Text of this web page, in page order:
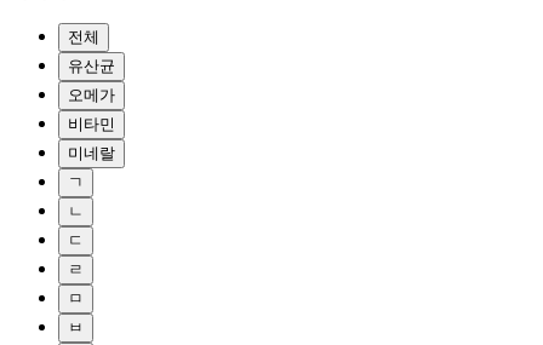
전체
유산균
오메가
비타민
미네랄
ㄱ
ㄴ
ㄷ
ㄹ
ㅁ
ㅂ